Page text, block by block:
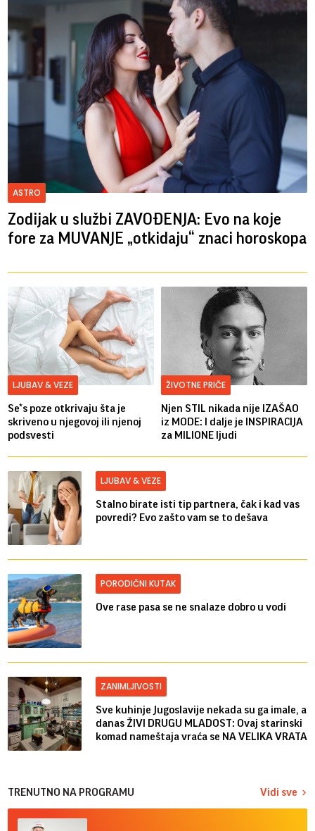
ASTRO
Zodijak u službi ZAVOĐENJA: Evo na koje
fore za MUVANJE „otkidaju“ znaci horoskopa
LJUBAV & VEZE
Se*s poze otkrivaju šta je
skriveno u njegovoj ili njenoj
podsvesti
ŽIVOTNE PRIČE
Njen STIL nikada nije IZAŠAO
iz MODE: I dalje je INSPIRACIJA
za MILIONE ljudi
LJUBAV & VEZE
Stalno birate isti tip partnera, čak i kad vas
povredi? Evo zašto vam se to dešava
PORODIČNI KUTAK
Ove rase pasa se ne snalaze dobro u vodi
ZANIMLJIVOSTI
Sve kuhinje Jugoslavije nekada su ga imale, a
danas ŽIVI DRUGU MLADOST: Ovaj starinski
komad nameštaja vraća se NA VELIKA VRATA
TRENUTNO NA PROGRAMU Vidi sve